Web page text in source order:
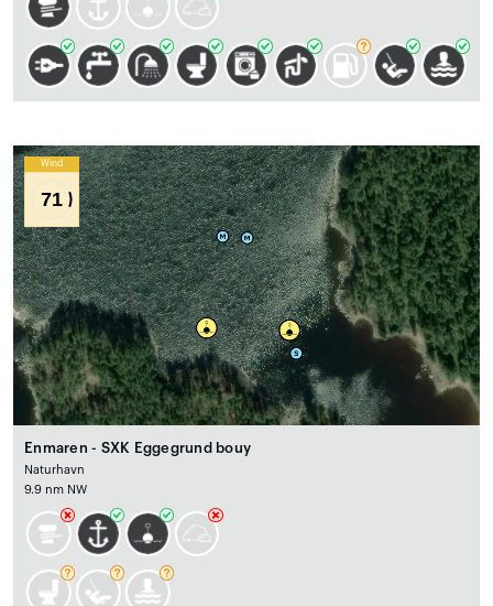
Wind
71
Enmaren - SXK Eggegrund bouy
Naturhavn
9.9 nm NW